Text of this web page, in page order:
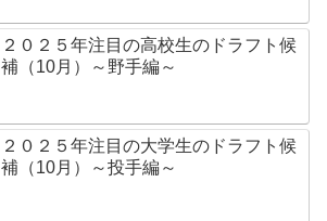
２０２５年注目の高校生のドラフト候
補（10月）～野手編～
２０２５年注目の大学生のドラフト候
補（10月）～投手編～